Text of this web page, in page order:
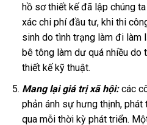
hồ sơ thiết kế đã lập chúng
xác chi phí đầu tư, khi thi
sinh do tình trạng làm đi làm
bê tông làm dư quá nhiều do
thiết kế kỹ thuật.
Mang lại giá trị xã hội:các
phản ánh sự hưng thịnh, phát
qua mỗi thời kỳ phát triển.